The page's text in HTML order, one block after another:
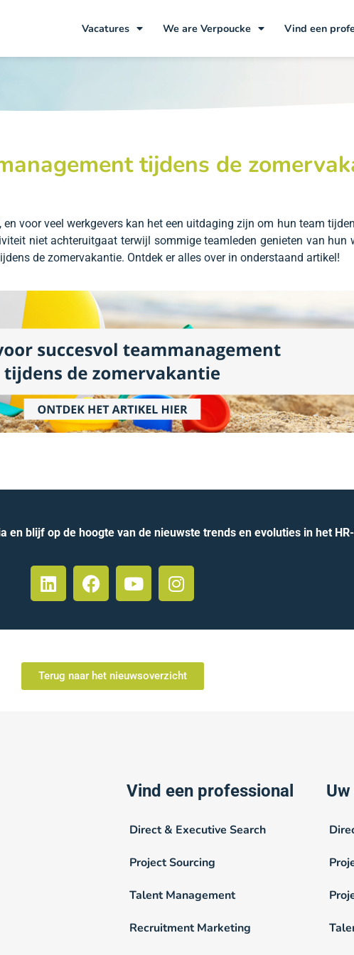
Vacatures We are Verpoucke Vind een
tijdens de
voor veel werkgevers kan het een uitdaging zijn om hun team
niet achteruitgaat terwijl sommige teamleden genieten van hun
de zomervakantie. Ontdek er alles over in onderstaand artikel!
en blijf op de hoogte van de nieuwste trends en evoluties in het
Terug naar het nieuwsoverzicht
Vind een professional
Direct & Executive Search
Project Sourcing
Talent Management
Recruitment Marketing